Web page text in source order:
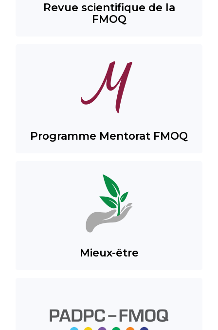
Revue scientifique de la
FMOQ
Programme Mentorat FMOQ
Mieux-être